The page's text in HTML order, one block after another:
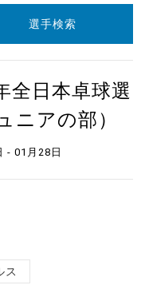
選手検索
全日本卓球選
ニアの部）
- 01月28日
ス